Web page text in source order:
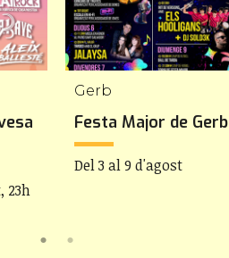
23h
Gerb
Festa Major de Gerb
Del 3 al 9 d'agost